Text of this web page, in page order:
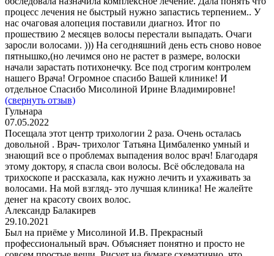
процесс лечения не быстрый нужно запастись терпением.. У
нас очаговая алопеция поставили диагноз. Итог по
прошествию 2 месяцев волосы перестали выпадать. Очаги
заросли волосами. ))) На сегодняшний день есть сново новое
пятнышко,(но лечимся оно не растет в размере, волоски
начали зарастать потихонечку. Все под строгим контролем
нашего Врача! Огромное спасибо Вашей клинике! И
отдельное Спасибо Мисолиной Ирине Владимировне!
(свернуть отзыв)
Гульнара
07.05.2022
Посещала этот центр трихологии 2 раза. Очень осталась
довольной . Врач- трихолог Татьяна Цимбаленко умный и
знающий все о проблемах выпадения волос врач! Благодаря
этому доктору, я спасла свои волосы. Всё обследовала на
трихоскопе и рассказала, как нужно лечить и ухаживать за
волосами. На мой взгляд- это лучшая клиника! Не жалейте
денег на красоту своих волос.
Александр Балакирев
29.10.2021
Был на приёме у Мисолиной И.В. Прекрасный
профессиональный врач. Объясняет понятно и просто не